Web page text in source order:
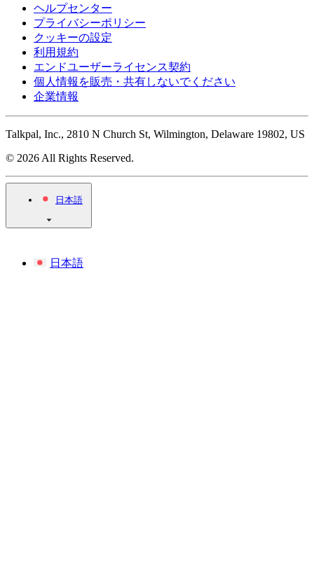
ヘルプセンター
プライバシーポリシー
クッキーの設定
利用規約
エンドユーザーライセンス契約
個人情報を販売・共有しないでください
企業情報
Talkpal, Inc., 2810 N Church St, Wilmington, Delaware 19802, US
© 2026 All Rights Reserved.
日本語
日本語